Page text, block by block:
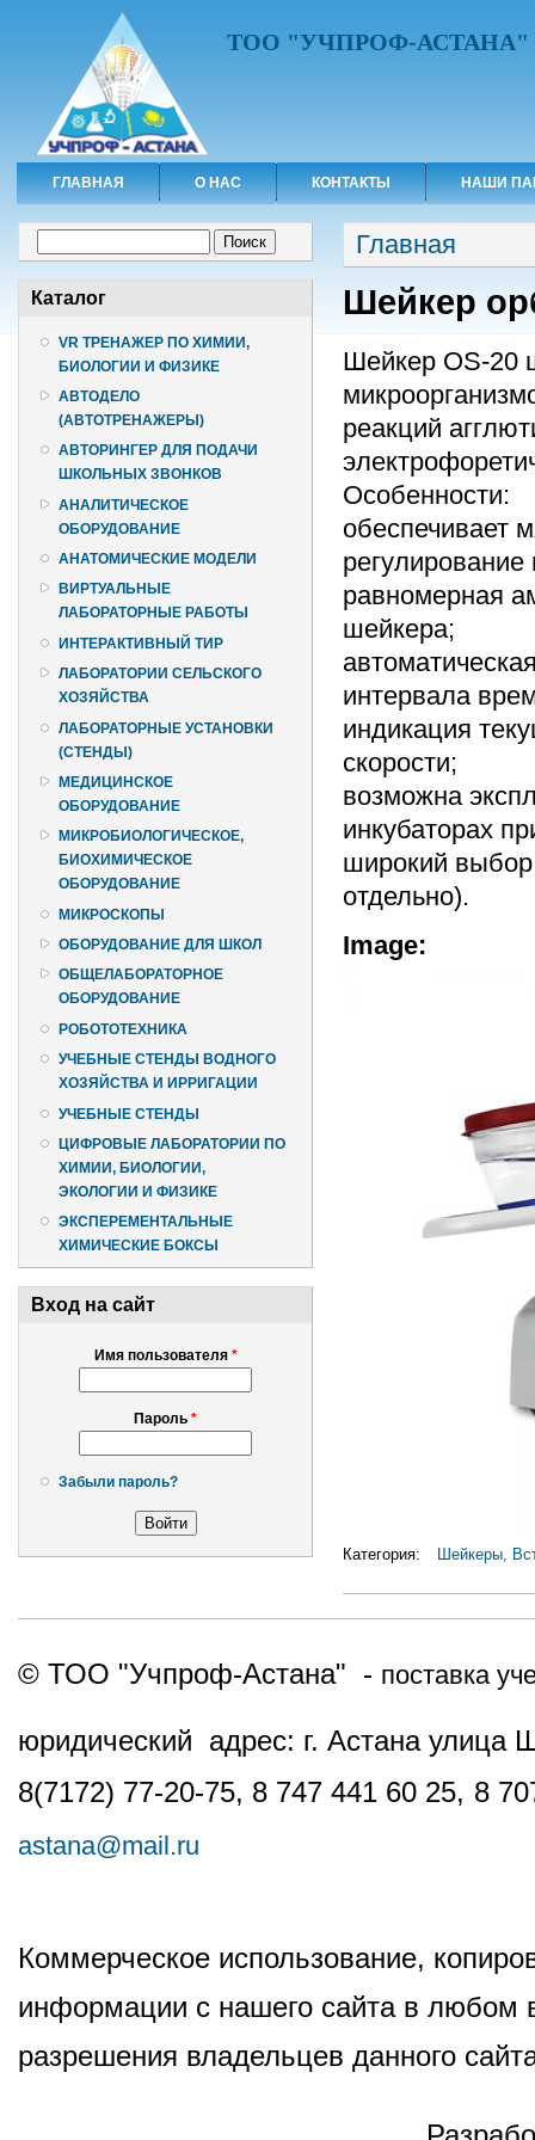
ТОО "УЧПРОФ-АСТАНА"
ГЛАВНАЯ О НАС КОНТАКТЫ НАШИ
Каталог
VR ТРЕНАЖЕР ПО ХИМИИ,
БИОЛОГИИ И ФИЗИКЕ
АВТОДЕЛО
(АВТОТРЕНАЖЕРЫ)
АВТОРИНГЕР ДЛЯ ПОДАЧИ
ШКОЛЬНЫХ ЗВОНКОВ
АНАЛИТИЧЕСКОЕ
ОБОРУДОВАНИЕ
АНАТОМИЧЕСКИЕ МОДЕЛИ
ВИРТУАЛЬНЫЕ
ЛАБОРАТОРНЫЕ РАБОТЫ
ИНТЕРАКТИВНЫЙ ТИР
ЛАБОРАТОРИИ СЕЛЬСКОГО
ХОЗЯЙСТВА
ЛАБОРАТОРНЫЕ УСТАНОВКИ
(СТЕНДЫ)
МЕДИЦИНСКОЕ
ОБОРУДОВАНИЕ
МИКРОБИОЛОГИЧЕСКОЕ,
БИОХИМИЧЕСКОЕ
ОБОРУДОВАНИЕ
МИКРОСКОПЫ
ОБОРУДОВАНИЕ ДЛЯ ШКОЛ
ОБЩЕЛАБОРАТОРНОЕ
ОБОРУДОВАНИЕ
РОБОТОТЕХНИКА
УЧЕБНЫЕ СТЕНДЫ ВОДНОГО
ХОЗЯЙСТВА И ИРРИГАЦИИ
УЧЕБНЫЕ СТЕНДЫ
ЦИФРОВЫЕ ЛАБОРАТОРИИ ПО
ХИМИИ, БИОЛОГИИ,
ЭКОЛОГИИ И ФИЗИКЕ
ЭКСПЕРЕМЕНТАЛЬНЫЕ
ХИМИЧЕСКИЕ БОКСЫ
Вход на сайт
Имя пользователя *
Пароль *
Забыли пароль?
Вы здесь
Главная
Шейкер
Шейкер OS-20
реакций
Особенности:
обеспечивает
равномерная
шейкера;
интервала
индикация
скорости;
возможна
инкубаторах
широкий
отдельно).
Image:
Категория: Шейкеры,
© ТОО "Учпроф-Астана" - поставка
юридический адрес: г. Астана
8(7172) 77-20-75, 8 747 441 60 25, 8
astana@mail.ru
Коммерческое использование,
информации с нашего сайта в любом
разрешения владельцев данного